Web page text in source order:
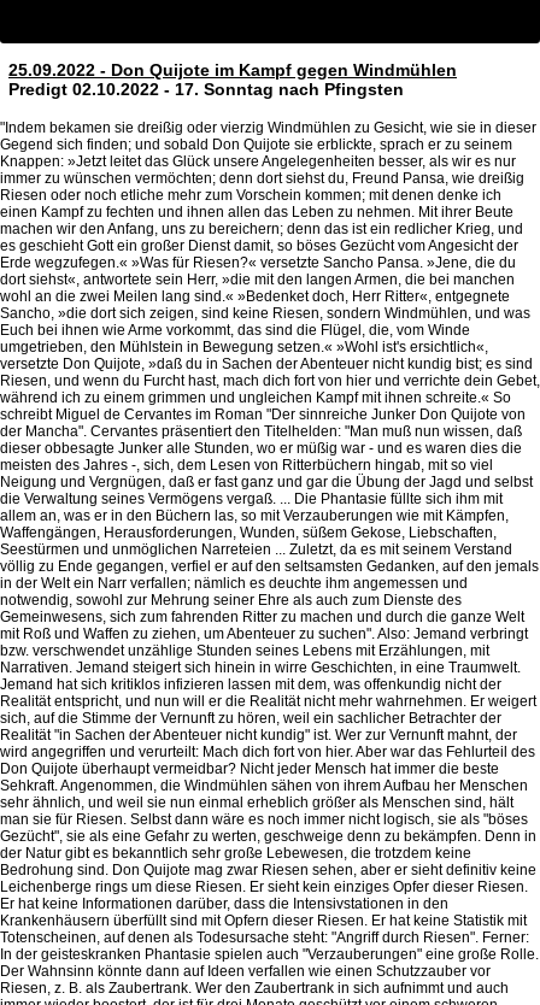
25.09.2022 - Don Quijote im Kampf gegen Windmühlen
Predigt 02.10.2022 - 17. Sonntag nach Pfingsten
"Indem bekamen sie dreißig oder vierzig Windmühlen zu Gesicht, wie sie in dieser
Gegend sich finden; und sobald Don Quijote sie erblickte, sprach er zu seinem
Knappen: »Jetzt leitet das Glück unsere Angelegenheiten besser, als wir es nur
immer zu wünschen vermöchten; denn dort siehst du, Freund Pansa, wie dreißig
Riesen oder noch etliche mehr zum Vorschein kommen; mit denen denke ich
einen Kampf zu fechten und ihnen allen das Leben zu nehmen. Mit ihrer Beute
machen wir den Anfang, uns zu bereichern; denn das ist ein redlicher Krieg, und
es geschieht Gott ein großer Dienst damit, so böses Gezücht vom Angesicht der
Erde wegzufegen.« »Was für Riesen?« versetzte Sancho Pansa. »Jene, die du
dort siehst«, antwortete sein Herr, »die mit den langen Armen, die bei manchen
wohl an die zwei Meilen lang sind.« »Bedenket doch, Herr Ritter«, entgegnete
Sancho, »die dort sich zeigen, sind keine Riesen, sondern Windmühlen, und was
Euch bei ihnen wie Arme vorkommt, das sind die Flügel, die, vom Winde
umgetrieben, den Mühlstein in Bewegung setzen.« »Wohl ist's ersichtlich«,
versetzte Don Quijote, »daß du in Sachen der Abenteuer nicht kundig bist; es sind
Riesen, und wenn du Furcht hast, mach dich fort von hier und verrichte dein Gebet,
während ich zu einem grimmen und ungleichen Kampf mit ihnen schreite.« So
schreibt Miguel de Cervantes im Roman "Der sinnreiche Junker Don Quijote von
der Mancha". Cervantes präsentiert den Titelhelden: "Man muß nun wissen, daß
dieser obbesagte Junker alle Stunden, wo er müßig war - und es waren dies die
meisten des Jahres -, sich, dem Lesen von Ritterbüchern hingab, mit so viel
Neigung und Vergnügen, daß er fast ganz und gar die Übung der Jagd und selbst
die Verwaltung seines Vermögens vergaß. ... Die Phantasie füllte sich ihm mit
allem an, was er in den Büchern las, so mit Verzauberungen wie mit Kämpfen,
Waffengängen, Herausforderungen, Wunden, süßem Gekose, Liebschaften,
Seestürmen und unmöglichen Narreteien ... Zuletzt, da es mit seinem Verstand
völlig zu Ende gegangen, verfiel er auf den seltsamsten Gedanken, auf den jemals
in der Welt ein Narr verfallen; nämlich es deuchte ihm angemessen und
notwendig, sowohl zur Mehrung seiner Ehre als auch zum Dienste des
Gemeinwesens, sich zum fahrenden Ritter zu machen und durch die ganze Welt
mit Roß und Waffen zu ziehen, um Abenteuer zu suchen". Also: Jemand verbringt
bzw. verschwendet unzählige Stunden seines Lebens mit Erzählungen, mit
Narrativen. Jemand steigert sich hinein in wirre Geschichten, in eine Traumwelt.
Jemand hat sich kritiklos infizieren lassen mit dem, was offenkundig nicht der
Realität entspricht, und nun will er die Realität nicht mehr wahrnehmen. Er weigert
sich, auf die Stimme der Vernunft zu hören, weil ein sachlicher Betrachter der
Realität "in Sachen der Abenteuer nicht kundig" ist. Wer zur Vernunft mahnt, der
wird angegriffen und verurteilt: Mach dich fort von hier. Aber war das Fehlurteil des
Don Quijote überhaupt vermeidbar? Nicht jeder Mensch hat immer die beste
Sehkraft. Angenommen, die Windmühlen sähen von ihrem Aufbau her Menschen
sehr ähnlich, und weil sie nun einmal erheblich größer als Menschen sind, hält
man sie für Riesen. Selbst dann wäre es noch immer nicht logisch, sie als "böses
Gezücht", sie als eine Gefahr zu werten, geschweige denn zu bekämpfen. Denn in
der Natur gibt es bekanntlich sehr große Lebewesen, die trotzdem keine
Bedrohung sind. Don Quijote mag zwar Riesen sehen, aber er sieht definitiv keine
Leichenberge rings um diese Riesen. Er sieht kein einziges Opfer dieser Riesen.
Er hat keine Informationen darüber, dass die Intensivstationen in den
Krankenhäusern überfüllt sind mit Opfern dieser Riesen. Er hat keine Statistik mit
Totenscheinen, auf denen als Todesursache steht: "Angriff durch Riesen". Ferner:
In der geisteskranken Phantasie spielen auch "Verzauberungen" eine große Rolle.
Der Wahnsinn könnte dann auf Ideen verfallen wie einen Schutzzauber vor
Riesen, z. B. als Zaubertrank. Wer den Zaubertrank in sich aufnimmt und auch